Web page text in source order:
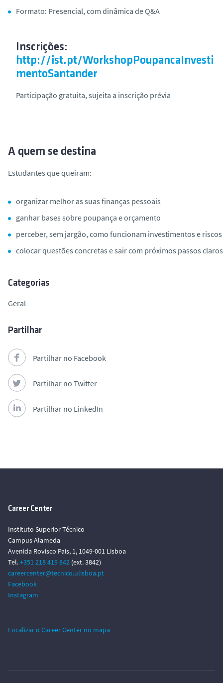
Formato: Presencial, com dinâmica de Q&A
Inscrições:
http://ist.pt/WorkshopPoupancaInvesti
mentoSantander
Participação gratuita, sujeita a inscrição prévia
A quem se destina
Estudantes que queiram:
organizar melhor as suas finanças pessoais
ganhar bases sobre poupança e orçamento
perceber, sem jargão, como funcionam investimentos e riscos
colocar questões concretas e sair com próximos passos claros
Categorias
Geral
Partilhar
Partilhar no Facebook
Partilhar no Twitter
Partilhar no LinkedIn
Career Center
Instituto Superior Técnico
Campus Alameda
Avenida Rovisco Pais, 1, 1049-001 Lisboa
Tel.+351 218 419 842 (ext. 3842)
careercenter@tecnico.ulisboa.pt
Facebook
Instagram
Localizar o Career Center no mapa